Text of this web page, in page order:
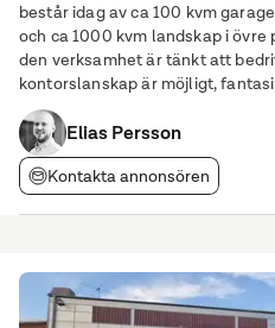
består idag av ca 100 kvm
och ca 1000 kvm landskap i
den verksamhet är tänkt att bedrivas där. Allt
kontorslanskap är möjligt,
Elias Persson
Kontakta annonsören